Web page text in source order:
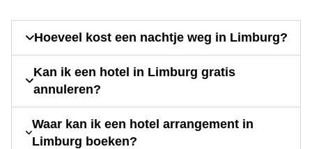
Hoeveel kost een nachtje weg in Limburg?
Kan ik een hotel in Limburg gratis
annuleren?
Waar kan ik een hotel arrangement in
Limburg boeken?